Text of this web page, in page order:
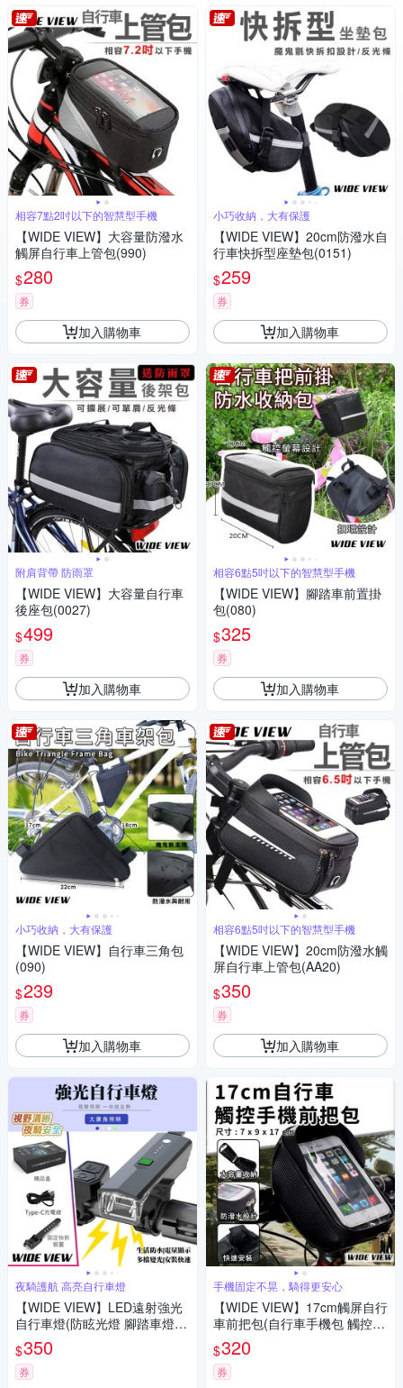
相容7點2吋以下的智慧型手機
【WIDE VIEW】大容量防潑水
觸屏自行車上管包(990)
$280
券
加入購物車
附肩背帶 防雨罩
【WIDE VIEW】大容量自行車
後座包(0027)
$499
券
加入購物車
小巧收納，大有保護
【WIDE VIEW】自行車三角包
(090)
$239
券
加入購物車
夜騎護航 高亮自行車燈
【WIDE VIEW】LED遠射強光
自行車燈(防眩光燈 腳踏車燈
腳踏車燈 夜騎車燈 單車前燈 騎
行燈/B7)
$350
券
小巧收納，大有保護
【WIDE VIEW】20cm防潑水自
行車快拆型座墊包(0151)
$259
券
加入購物車
相容6點5吋以下的智慧型手機
【WIDE VIEW】腳踏車前置掛
包(080)
$325
券
加入購物車
相容6點5吋以下的智慧型手機
【WIDE VIEW】20cm防潑水觸
屏自行車上管包(AA20)
$350
券
加入購物車
手機固定不晃，騎得更安心
【WIDE VIEW】17cm觸屏自行
車前把包(自行車手機包 觸控手
機包 防潑水自行車包 自行車收
納包/0923)
$320
券